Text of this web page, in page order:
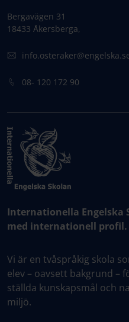
Bergavägen 31
18433 Åkersberga,
08- 120 172 90
Internationella Engelska
med internationell profil.
Vi är en tvåspråkig skola
elev – oavsett bakgrund –
ställda kunskapsmål och
miljö.